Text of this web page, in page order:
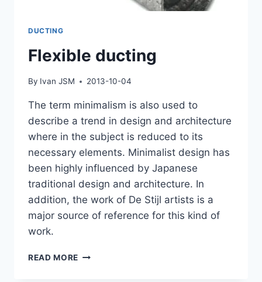
DUCTING
Flexible ducting
By Ivan JSM 2013-10-04
The term minimalism is also used to
describe a trend in design and architecture
where in the subject is reduced to its
necessary elements. Minimalist design has
been highly influenced by Japanese
traditional design and architecture. In
addition, the work of De Stijl artists is a
major source of reference for this kind of
work.
READ MORE